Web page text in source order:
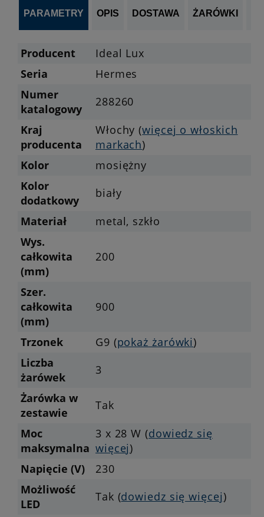
PARAMETRY OPIS DOSTAWA ŻARÓWKI
Producent
Ideal Lux
Seria
Hermes
Numer
katalogowy
288260
Kraj
producenta
Włochy (więcej o włoskich
markach)
Kolor
mosiężny
Kolor
dodatkowy
biały
Materiał
metal, szkło
Wys.
całkowita
(mm)
200
Szer.
całkowita
(mm)
900
Trzonek G9 (pokaż żarówki)
Liczba
żarówek
3
Żarówka w
zestawie
Tak
Moc
maksymalna
3 x 28 W (dowiedz się
więcej)
Napięcie (V)
230
Możliwość
LED
Tak (dowiedz się więcej)